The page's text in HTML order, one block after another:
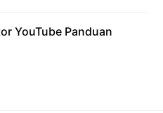
YouTube Panduan